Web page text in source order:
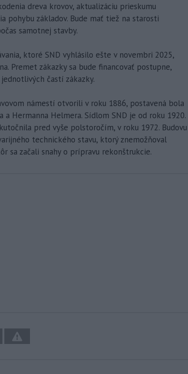
dreva krovov, aktualizáciu prieskumu
pohybu základov. Bude mať tiež na starosti
samotnej stavby.
ktoré SND vyhlásilo ešte v novembri 2025,
Premet zákazky sa bude financovať postupne,
častí zákazky.
námestí otvorili v roku 1886, postavená bola
Hermanna Helmera. Sídlom SND je od roku 1920.
pred vyše polstoročím, v roku 1972. Budovu
technického stavu, ktorý znemožňoval
sa začali snahy o prípravu rekonštrukcie.